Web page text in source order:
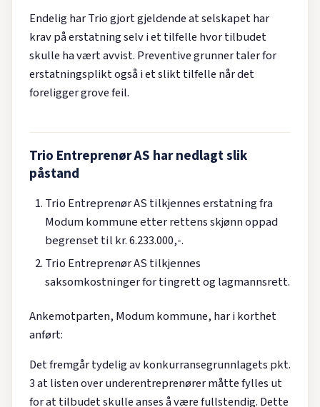
Endelig har Trio gjort gjeldende at selskapet har
krav på erstatning selv i et tilfelle hvor tilbudet
skulle ha vært avvist. Preventive grunner taler for
erstatningsplikt også i et slikt tilfelle når det
foreligger grove feil.
Trio Entreprenør AS har nedlagt slik
påstand
Trio Entreprenør AS tilkjennes erstatning fra
Modum kommune etter rettens skjønn oppad
begrenset til kr. 6.233.000,-.
Trio Entreprenør AS tilkjennes
saksomkostninger for tingrett og lagmannsrett.
Ankemotparten, Modum kommune, har i korthet
anført:
Det fremgår tydelig av konkurransegrunnlagets pkt.
3 at listen over underentreprenører måtte fylles ut
for at tilbudet skulle anses å være fullstendig. Dette